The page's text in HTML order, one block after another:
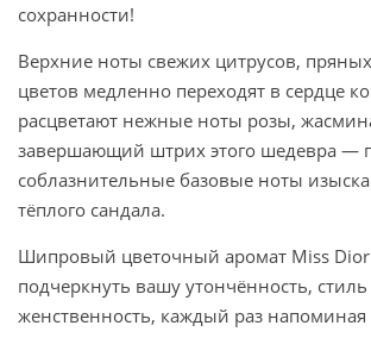
сохранности!
Верхние ноты свежих цитрусов,
цветов медленно переходят в сердце
расцветают нежные ноты розы,
завершающий штрих этого шедевра —
соблазнительные базовые ноты
тёплого сандала.
Шипровый цветочный аромат Miss
подчеркнуть вашу утончённость,
женственность, каждый раз